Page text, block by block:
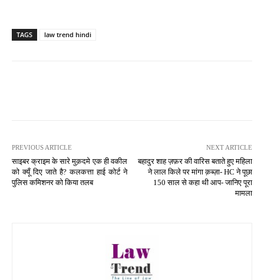
TAGS law trend hindi
PREVIOUS ARTICLE
साइबर क्राइम के सारे मुक़दमे एक ही वकील
को क्यूँ दिए जाते है? कलकत्ता हाई कोर्ट ने
पुलिस कमिशनर को किया तलब
NEXT ARTICLE
बहादुर शाह ज़फ़र की वारिस बताते हुए महिला
ने लाल किले पर मांगा क़ब्ज़ा- HC ने पूछा
150 साल से कहा थी आप- जानिए पूरा
मामला